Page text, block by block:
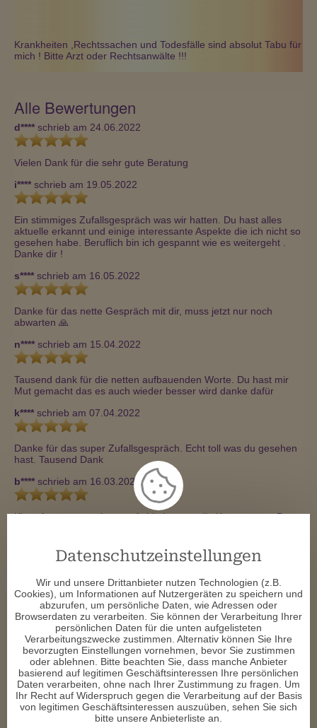
Krankheiten ,Rechtssachen und Todesfälle sind absolut Tabu für
mich ! Bitte Arzt oder Rechtsanwälte !!!
Alle Bewertungen
d**** schrieb am 24.06.2022
Vielen Dank für die sehr gute Beratung
i**** schrieb am 19.05.2022
Ein stimmiges Zufallsgespräch was wir hatten. Du hast alles
aktuelle erkannt und einige interessante Aspekte die ich nicht so
gesehen habe. Beruflich bin ich gespannt wie es weitergeht .
Danke dir !
s**** schrieb am 16.05.2022
Danke für das nette Gespräch mit dir, muss jetzt nur noch
abwarten 🙏
n**** schrieb am 15.04.2022
Tausend dank für die netten aufbauenden Worte. Du hast mir
Mut gemacht das es auch wieder besser wird danke dafür
k**** schrieb am 07.04.2022
Danke für das super Zufallsgespräch. Echt toll was du gesehen
hast. Tausend Dank
b**** schrieb am 16.03.2022
Klare Aussagen, sehr gute Anbindung an die Karten. ✨ ✨  Du
schrieb am 28.02.2022
Vielen Dank für das tolle Gespräch ❤ ❤ ❤
s****schrieb am 28.02.2022
Wieder alles auf den Punkt gebracht 😇 🙏 ☀ ️Danke 🙏
t****schrieb am 21.02.2022
Tolles Gespräch...ich danke die..gerne wieder
Datenschutzeinstellungen
Wir und unsere Drittanbieter nutzen Technologien (z.B.
Cookies), um Informationen auf Nutzergeräten zu speichern und
abzurufen, um persönliche Daten, wie Adressen oder
Browserdaten zu verarbeiten. Sie können der Verarbeitung Ihrer
persönlichen Daten für die unten aufgelisteten
Verarbeitungszwecke zustimmen. Alternativ können Sie Ihre
bevorzugten Einstellungen vornehmen, bevor Sie zustimmen
oder ablehnen. Bitte beachten Sie, dass manche Anbieter
basierend auf legitimen Geschäftsinteressen Ihre persönlichen
Daten verarbeiten, ohne nach Ihrer Zustimmung zu fragen. Um
Ihr Recht auf Widerspruch gegen die Verarbeitung auf der Basis
von legitimen Geschäftsinteressen auszuüben, sehen Sie sich
bitte unsere Anbieterliste an.